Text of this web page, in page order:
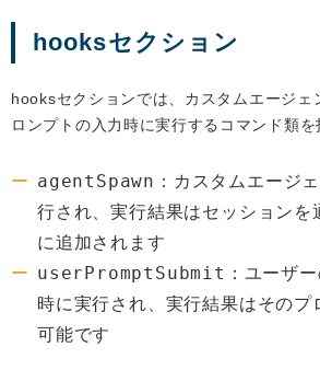
hooksセクション
hooksセクションでは、カスタムエージェ
ロンプトの入力時に実行するコマンド類を
agentSpawn ：カスタムエージ
行され、実行結果はセッションを
に追加されます
userPromptSubmit ：ユーザ
時に実行され、実行結果はそのプ
可能です